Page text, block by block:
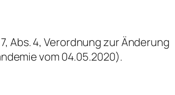
Abs. 4, Verordnung zur Änderung
vom 04.05.2020).